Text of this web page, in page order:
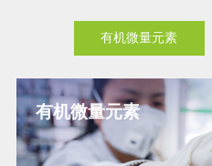
有机微量元素
有机微量元素